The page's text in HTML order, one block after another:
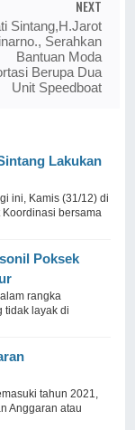
NEXT
Sintang,H.Jarot
Serahkan
Bantuan Moda
Berupa Dua
Unit Speedboat
Lakukan
ini, Kamis (31/12) di
bersama
Poksek
rangka
tidak layak di
tahun 2021,
Anggaran atau